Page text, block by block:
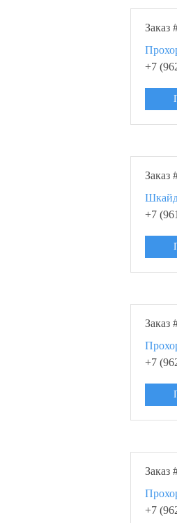
Заказ
+7
Заказ
+7
Заказ
+7
Заказ
+7